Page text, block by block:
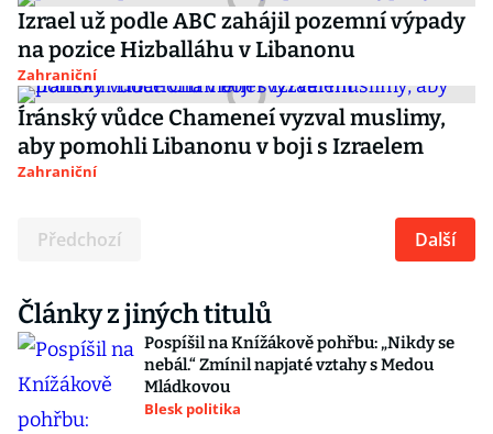
Izrael už podle ABC zahájil pozemní výpady
na pozice Hizballáhu v Libanonu
Zahraniční
Íránský vůdce Chameneí vyzval muslimy,
aby pomohli Libanonu v boji s Izraelem
Zahraniční
Předchozí Další
Články z jiných titulů
Pospíšil na Knížákově pohřbu: „Nikdy se
nebál.“ Zmínil napjaté vztahy s Medou
Mládkovou
Blesk politika